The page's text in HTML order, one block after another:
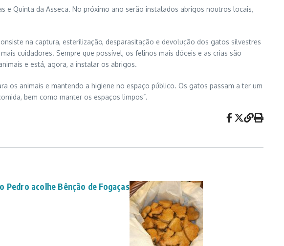
e Quinta da Asseca. No próximo ano serão instalados abrigos noutros locais,
na captura, esterilização, desparasitação e devolução dos gatos silvestres
cuidadores. Sempre que possível, os felinos mais dóceis e as crias são
e está, agora, a instalar os abrigos.
os animais e mantendo a higiene no espaço público. Os gatos passam a ter um
bem como manter os espaços limpos”.
Pedro acolhe Bênção de Fogaças